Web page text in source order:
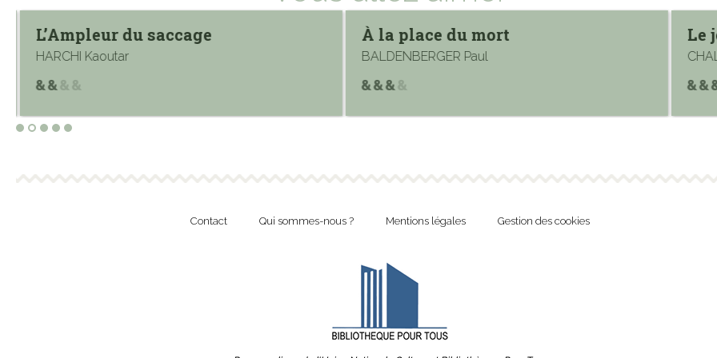
L’Ampleur du saccage
HARCHI Kaoutar
À la place du mort
BALDENBERGER Paul
Le
Contact Qui sommes-nous ? Mentions légales Gestion des cookies